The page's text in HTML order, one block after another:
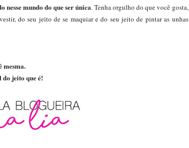
nesse mundo do que ser única. Tenha orgulho do que você gosta,
do seu jeito de se maquiar e do seu jeito de pintar as unhas
mesma.
do jeito que é!